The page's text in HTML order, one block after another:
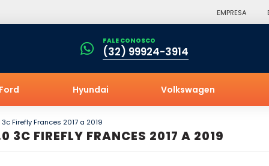
EMPRESA
FALE CONOSCO
(32) 99924-3914
Hyundai Volkswagen
Firefly Frances 2017 a 2019
3C FIREFLY FRANCES 2017 A 2019